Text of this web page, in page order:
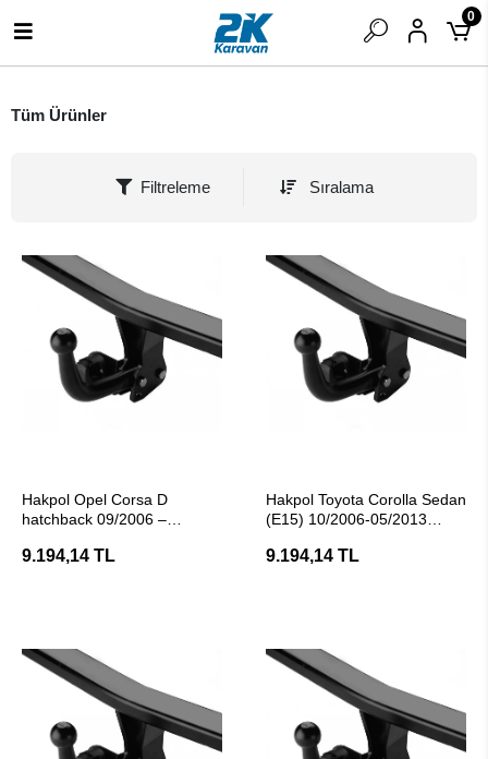
0
Tüm Ürünler
Filtreleme Sıralama
Hakpol Opel Corsa D
hatchback 09/2006 –
Belgeli)
9.194,14 TL
Hakpol Toyota Corolla Sedan
(E15) 10/2006-05/2013
Belgeli)
9.194,14 TL